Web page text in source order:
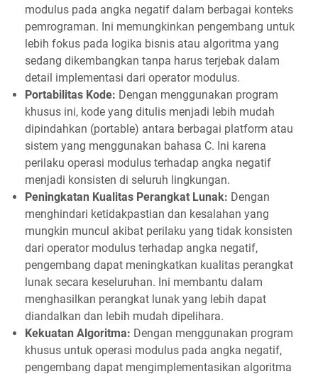
modulus pada angka negatif dalam berbagai konteks
pemrograman. Ini memungkinkan pengembang untuk
lebih fokus pada logika bisnis atau algoritma yang
sedang dikembangkan tanpa harus terjebak dalam
detail implementasi dari operator modulus.
Portabilitas Kode: Dengan menggunakan program
khusus ini, kode yang ditulis menjadi lebih mudah
dipindahkan (portable) antara berbagai platform atau
sistem yang menggunakan bahasa C. Ini karena
perilaku operasi modulus terhadap angka negatif
menjadi konsisten di seluruh lingkungan.
Peningkatan Kualitas Perangkat Lunak: Dengan
menghindari ketidakpastian dan kesalahan yang
mungkin muncul akibat perilaku yang tidak konsisten
dari operator modulus terhadap angka negatif,
pengembang dapat meningkatkan kualitas perangkat
lunak secara keseluruhan. Ini membantu dalam
menghasilkan perangkat lunak yang lebih dapat
diandalkan dan lebih mudah dipelihara.
Kekuatan Algoritma: Dengan menggunakan program
khusus untuk operasi modulus pada angka negatif,
pengembang dapat mengimplementasikan algoritma